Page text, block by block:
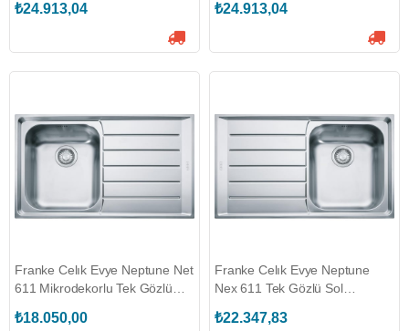
₺24.913,04 ₺24.913,04
Franke Celık Evye Neptune Net
611 Mikrodekorlu Tek Gözlü
₺18.050,00
Franke Celık Evye Neptune
Nex 611 Tek Gözlü Sol
₺22.347,83